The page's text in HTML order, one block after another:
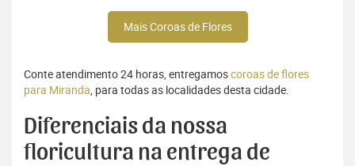
Mais Coroas de Flores
Conte atendimento 24 horas, entregamoscoroas de flores
para Miranda, para todas as localidades desta cidade.
Diferenciais da nossa
floricultura na entrega de